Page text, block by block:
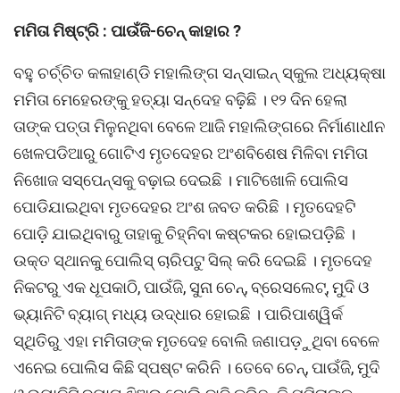
ମମିତା ମିଷ୍ଟ୍ରି : ପାଉଁଜି-ଚେନ୍ କାହାର ?
ବହୁ ଚର୍ଚ୍ଚିତ କଳାହାଣ୍ଡି ମହାଲିଙ୍ଗ ସନ୍ସାଇନ୍ ସ୍କୁଲ ଅଧ୍ୟକ୍ଷା
ମମିତା ମେହେରଙ୍କୁ ହତ୍ୟା ସନ୍ଦେହ ବଢ଼ିଛି । ୧୨ ଦିନ ହେଲା
ତାଙ୍କ ପତ୍ତା ମିଳୁନଥିବା ବେଳେ ଆଜି ମହାଲିଙ୍ଗରେ ନିର୍ମାଣାଧୀନ
ଖେଳପଡିଆରୁ ଗୋଟିଏ ମୃତଦେହର ଅଂଶବିଶେଷ ମିଳିବା ମମିତା
ନିଖୋଜ ସସ୍ପେନ୍ସକୁ ବଢ଼ାଇ ଦେଇଛି । ମାଟିଖୋଳି ପୋଲିସ
ପୋଡିଯାଇଥିବା ମୃତଦେହର ଅଂଶ ଜବତ କରିଛି । ମୃତଦେହଟି
ପୋଡ଼ି ଯାଇଥିବାରୁ ତାହାକୁ ଚିହ୍ନିବା କଷ୍ଟକର ହୋଇପଡ଼ିଛି ।
ଉକ୍ତ ସ୍ଥାନକୁ ପୋଲିସ୍ ଚାରିପଟୁ ସିଲ୍ କରି ଦେଇଛି । ମୃତଦେହ
ନିକଟରୁ ଏକ ଧୂପକାଠି, ପାଉଁଜି, ସୁନା ଚେନ୍, ବ୍ରେସଲେଟ୍, ମୁଦି ଓ
ଭ୍ୟାନିଟି ବ୍ୟାଗ୍ ମଧ୍ୟ ଉଦ୍ଧାର ହୋଇଛି । ପାରିପାଶ୍ୱିର୍କ
ସ୍ଥିତିରୁ ଏହା ମମିତାଙ୍କ ମୃତଦେହ ବୋଲି ଜଣାପଡ଼ୁଥିବା ବେଳେ
ଏନେଇ ପୋଲିସ କିଛି ସ୍ପଷ୍ଟ କରିନି । ତେବେ ଚେନ୍, ପାଉଁଜି, ମୁଦି